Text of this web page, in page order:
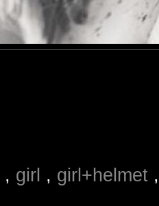
, girl , girl+helmet